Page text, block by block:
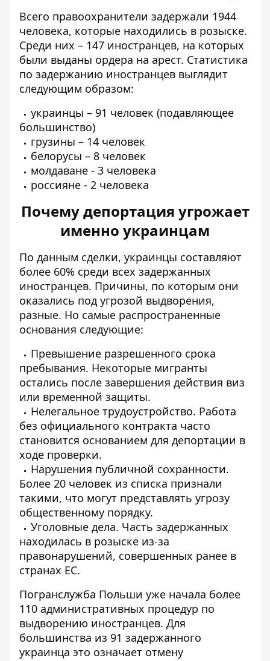
Всего правоохранители задержали 1944
человека, которые находились в розыске.
Среди них – 147 иностранцев, на которых
были выданы ордера на арест. Статистика
по задержанию иностранцев выглядит
следующим образом:
украинцы – 91 человек (подавляющее
большинство)
грузины – 14 человек
белорусы – 8 человек
молдаване - 3 человека
россияне - 2 человека
Почему депортация угрожает
именно украинцам
По данным сделки, украинцы составляют
более 60% среди всех задержанных
иностранцев. Причины, по которым они
оказались под угрозой выдворения,
разные. Но самые распространенные
основания следующие:
Превышение разрешенного срока
пребывания. Некоторые мигранты
остались после завершения действия виз
или временной защиты.
Нелегальное трудоустройство. Работа
без официального контракта часто
становится основанием для депортации в
ходе проверки.
Нарушения публичной сохранности.
Более 20 человек из списка признали
такими, что могут представлять угрозу
общественному порядку.
Уголовные дела. Часть задержанных
находилась в розыске из-за
правонарушений, совершенных ранее в
странах ЕС.
Погранслужба Польши уже начала более
110 административных процедур по
выдворению иностранцев. Для
большинства из 91 задержанного
украинца это означает отмену